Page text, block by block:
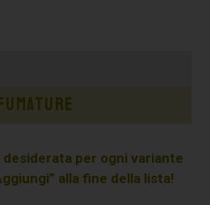
per ogni variante
alla fine della lista!